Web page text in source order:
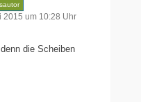
2015 um 10:28 Uhr
die Scheiben